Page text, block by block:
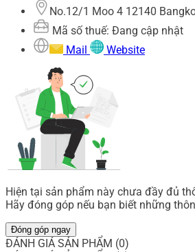
No.12/1 Moo 4 12140
Mã số thuế: Đang cập nhật
Mail
Website
Hiện tại sản phẩm này chưa đầy đủ
Hãy đóng góp nếu bạn biết những
Đóng góp ngay
ĐÁNH GIÁ SẢN PHẨM (0)